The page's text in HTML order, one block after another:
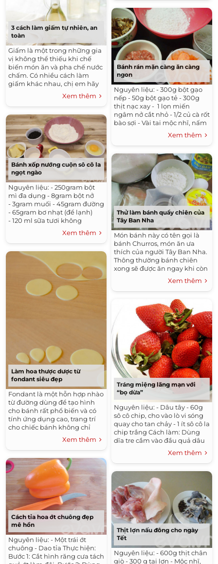
3 cách làm giấm tự nhiên, an
toàn
Giấm là một trong những gia
vị không thể thiếu khi chế
biến món ăn và pha chế nước
chấm. Có nhiều cách làm
giấm khác nhau, chị em hãy
cùng tham khảo 3 cách dưới
đây nhé! Giấm gạo ...
Xem thêm
Bánh xốp nướng cuộn sô cô la
ngọt ngào
Nguyên liệu: - 250gram bột
mì đa dụng - 8gram bột nở
- 3gram muối - 45gram đường
- 65gram bơ nhạt (để lạnh)
- 120 ml sữa tươi không
đường - 1 quả trứng - Sô cô la
Xem thêm
Làm hoa thược dược từ
fondant siêu đẹp
Fondant là một hỗn hợp nhào
từ đường dùng để tạo hình
cho bánh rất phổ biến và có
tính ứng dụng cao, trang trí
cho chiếc bánh không chỉ
đẹp lung linh từ những chi
tiết nhỏ mà còn dùng được...
Xem thêm
Cách tỉa hoa ớt chuông đẹp
mê hồn
Nguyên liệu: - Một trái ớt
chuông - Dao tỉa Thực hiện:
Bước 1: Cắt hình răng cưa tách
Bánh rán mặn càng ăn càng
ngon
Nguyên liệu: - 300g bột gạo
nếp - 50g bột gạo tẻ - 300g
thịt nạc xay - 1 lọn miến
ngâm nở cắt nhỏ - 1/2 củ cà rốt
bào sợi - Vài tai mộc nhĩ, nấm
hương ngâm nở thái sợi - Ít
Xem thêm
Thử làm bánh quẩy chiên của
Tây Ban Nha
Món bánh này có tên gọi là
bánh Churros, món ăn ưa
thích của người Tây Ban Nha.
Thông thường bánh chiên
xong sẽ được ăn ngay khi còn
nóng. Nguyên liệu: - 125 ml
nước - 50g bơ - 5g đường...
Xem thêm
Tráng miệng lãng mạn với
“bọ dừa”
Nguyên liệu: - Dâu tây - 60g
sô cô chip, cho vào lò vi sóng
quay cho tan chảy - 1 ít sô cô la
chip trắng Cách làm: Dùng
dĩa tre cắm vào đầu quả dâu
tây, rồi nhúng 1/3 quả dâu vào
Xem thêm
Thịt lợn nấu đông cho ngày
Tết
Nguyên liệu: - 600g thịt chân
giò - 300 g tai lợn - Mộc nhĩ,